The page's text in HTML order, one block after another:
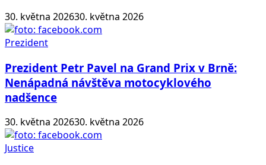
30. května 202630. května 2026
Prezident
Prezident Petr Pavel na Grand Prix v Brně:
Nenápadná návštěva motocyklového
nadšence
30. května 202630. května 2026
Justice